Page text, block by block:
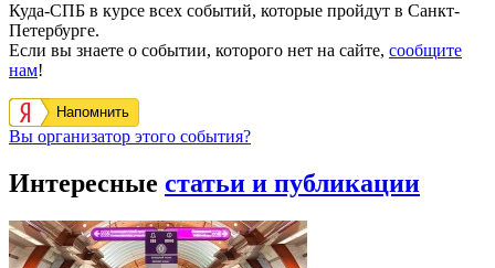
Куда-СПБ в курсе всех событий, которые пройдут в Санкт-
Петербурге.
Если вы знаете о событии, которого нет на сайте, сообщите
нам!
Напомнить
Вы организатор этого события?
Интересные статьи и публикации